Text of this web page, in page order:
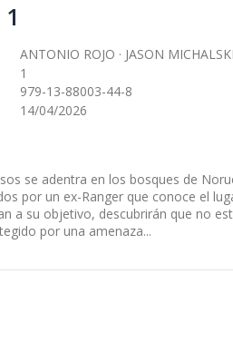
ANTONIO ROJO · JASON MICHALSKI
1
979-13-88003-44-8
14/04/2026
se adentra en los bosques de
por un ex-Ranger que conoce el
a su objetivo, descubrirán que no
por una amenaza...